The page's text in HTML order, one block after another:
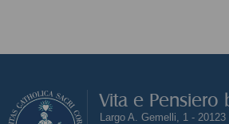
Vita e Pensiero
Largo A. Gemelli, 1 - 20123